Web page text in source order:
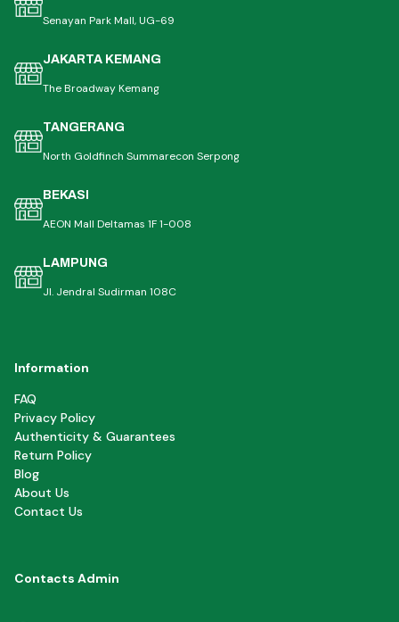
Senayan Park Mall, UG-69
JAKARTA KEMANG
The Broadway Kemang
TANGERANG
North Goldfinch Summarecon Serpong
BEKASI
AEON Mall Deltamas 1F 1-008
LAMPUNG
Jl. Jendral Sudirman 108C
Information
FAQ
Privacy Policy
Authenticity & Guarantees
Return Policy
Blog
About Us
Contact Us
Contacts Admin